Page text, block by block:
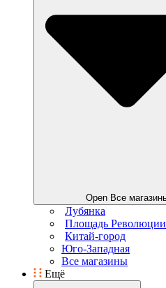
Open Все
Лубянка
Площадь Революции
Китай-город
Юго-Западная
Все магазины
Ещё